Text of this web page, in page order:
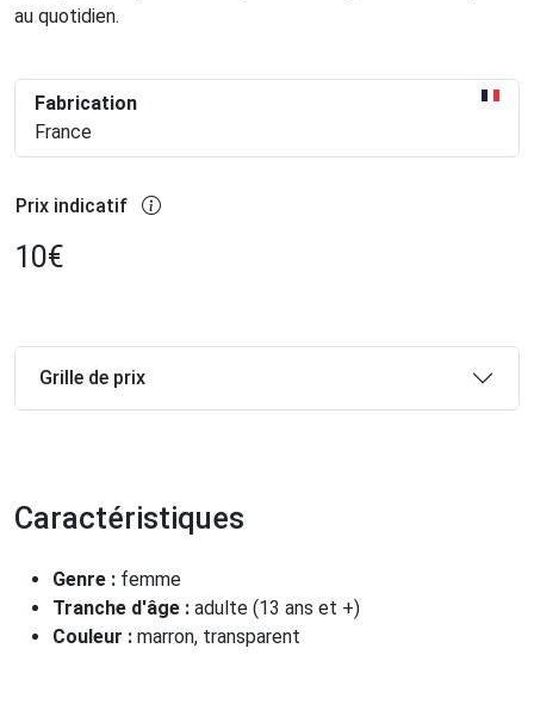
au quotidien.
Fabrication
France
Prix indicatif
10€
Grille de prix
Caractéristiques
Genre : femme
Tranche d'âge : adulte (13 ans et +)
Couleur : marron, transparent